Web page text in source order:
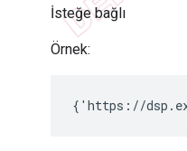
İsteğe bağlı
Örnek:
{'https://